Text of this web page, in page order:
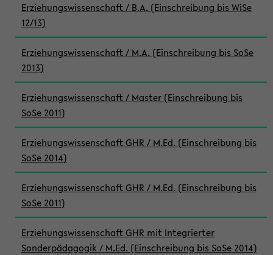
Erziehungswissenschaft / B.A. (Einschreibung bis WiSe
12/13)
Erziehungswissenschaft / M.A. (Einschreibung bis SoSe
2013)
Erziehungswissenschaft / Master (Einschreibung bis
SoSe 2011)
Erziehungswissenschaft GHR / M.Ed. (Einschreibung bis
SoSe 2014)
Erziehungswissenschaft GHR / M.Ed. (Einschreibung bis
SoSe 2011)
Erziehungswissenschaft GHR mit Integrierter
Sonderpädagogik / M.Ed. (Einschreibung bis SoSe 2014)